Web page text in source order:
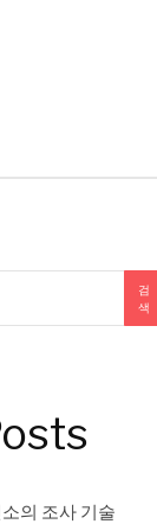
검
색
의 조사 기술